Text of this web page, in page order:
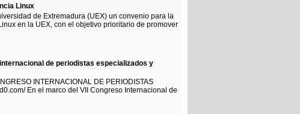
Linux
de Extremadura (UEX) un convenio para la
en la UEX, con el objetivo prioritario de promover
de periodistas especializados y
INTERNACIONAL DE PERIODISTAS
En el marco del VII Congreso Internacional de